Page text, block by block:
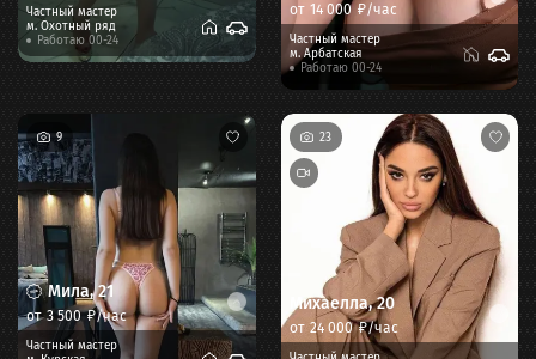
Частный мастер
м. Охотный ряд
Работаю 00-24
от 14 000 ₽/час
Частный мастер
м.Арбатская
Работаю 00-24
Мила,21
от3 500₽/час
Частный мастер
9
Михаелла,20
от 24 000₽/час
23